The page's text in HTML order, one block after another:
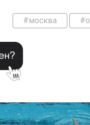
#москва